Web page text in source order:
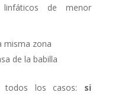
de menor
misma zona
de la babilla
los casos: si